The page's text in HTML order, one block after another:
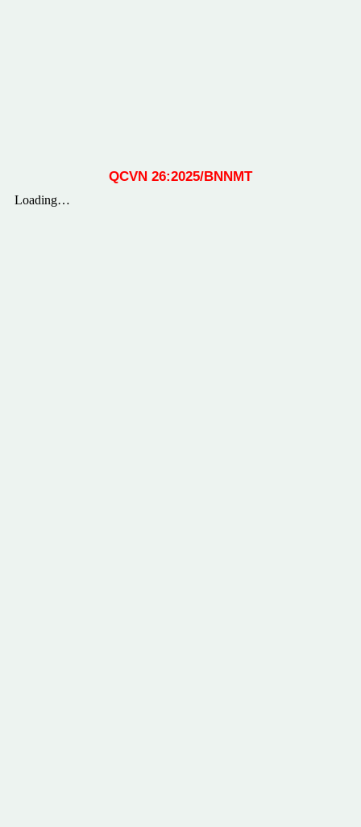
QCVN 26:2025/BNNMT